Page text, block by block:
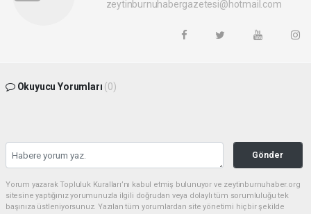
zeytinburnuhabergazetesi@hotmail.com
Okuyucu Yorumları (0)
Gönder
Yorum yazarak Topluluk Kuralları’nı kabul etmiş bulunuyor ve zeytinburnuhaber.org
sitesine yaptığınız yorumunuzla ilgili doğrudan veya dolaylı tüm sorumluluğu tek
başınıza üstleniyorsunuz. Yazılan tüm yorumlardan site yönetimi hiçbir şekilde